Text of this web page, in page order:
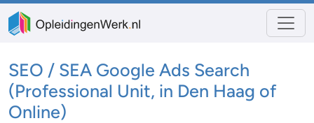
SEO / SEA Google Ads Search
(Professional Unit, in Den Haag of
Online)